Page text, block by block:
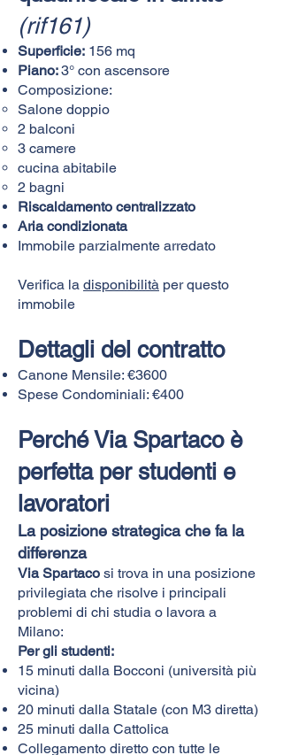
(rif161)
Superficie: 156 mq
Piano:3° con ascensore
Composizione:​​​
Salone doppio
2 balconi
3 camere
cucina abitabile
2 bagni
Riscaldamento centralizzato
Aria condizionata
Immobile parzialmente arredato
Verifica la disponibilità per questo
immobile
Dettagli del contratto
Canone Mensile: €3600
Spese Condominiali: €400
Perché Via Spartaco è
perfetta per studenti e
lavoratori
La posizione strategica che fa la
differenza
Via Spartaco si trova in una posizione
privilegiata che risolve i principali
problemi di chi studia o lavora a
Milano:
Per gli studenti:
15 minuti dalla Bocconi (università più
vicina)
20 minuti dalla Statale (con M3 diretta)
25 minuti dalla Cattolica
Collegamento diretto con tutte le